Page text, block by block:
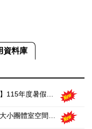
資料庫
年9月6日(日)圖書館調整開館服務時間。
學年度第1學期暫停開放。